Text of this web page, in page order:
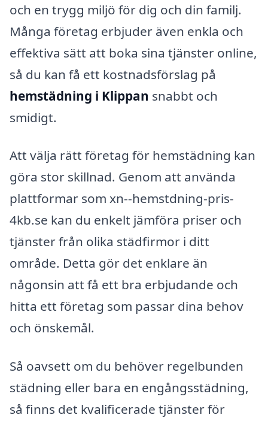
och en trygg miljö för dig och din familj.
Många företag erbjuder även enkla och
effektiva sätt att boka sina tjänster online,
så du kan få ett kostnadsförslag på
hemstädning i Klippan snabbt och
smidigt.
Att välja rätt företag för hemstädning kan
göra stor skillnad. Genom att använda
plattformar som xn--hemstdning-pris-
4kb.se kan du enkelt jämföra priser och
tjänster från olika städfirmor i ditt
område. Detta gör det enklare än
någonsin att få ett bra erbjudande och
hitta ett företag som passar dina behov
och önskemål.
Så oavsett om du behöver regelbunden
städning eller bara en engångsstädning,
så finns det kvalificerade tjänster för